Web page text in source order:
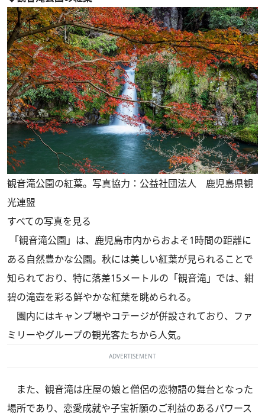
観音滝公園の紅葉。写真協力：公益社団法人 鹿児島県観
光連盟
すべての写真を見る
「観音滝公園」は、鹿児島市内からおよそ1時間の距離に
ある自然豊かな公園。秋には美しい紅葉が見られることで
知られており、特に落差15メートルの「観音滝」では、紺
碧の滝壺を彩る鮮やかな紅葉を眺められる。
園内にはキャンプ場やコテージが併設されており、ファ
ミリーやグループの観光客たちから人気。
ADVERTISEMENT
また、観音滝は庄屋の娘と僧侶の恋物語の舞台となった
場所であり、恋愛成就や子宝祈願のご利益のあるパワース